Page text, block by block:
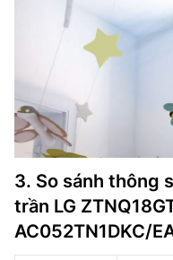
3. So sánh thông
trần LG
AC052TN1DKC/